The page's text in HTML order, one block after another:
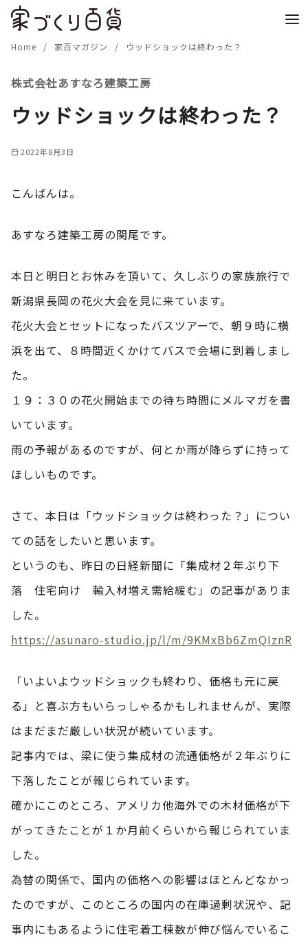
Home 家百マガジン ウッドショックは終わった？
株式会社あすなろ建築工房
ウッドショックは終わった？
2022年8月3日
こんばんは。
あすなろ建築工房の関尾です。
本日と明日とお休みを頂いて、久しぶりの家族旅行で
新潟県長岡の花火大会を見に来ています。
花火大会とセットになったバスツアーで、朝９時に横
浜を出て、８時間近くかけてバスで会場に到着しまし
た。
１９：３０の花火開始までの待ち時間にメルマガを書
いています。
雨の予報があるのですが、何とか雨が降らずに持って
ほしいものです。
さて、本日は「ウッドショックは終わった？」につい
ての話をしたいと思います。
というのも、昨日の日経新聞に「集成材２年ぶり下
落 住宅向け 輸入材増え需給緩む」の記事がありま
した。
https://asunaro-studio.jp/l/m/9KMxBb6ZmQIznR
「いよいよウッドショックも終わり、価格も元に戻
る」と喜ぶ方もいらっしゃるかもしれませんが、実際
はまだまだ厳しい状況が続いています。
記事内では、梁に使う集成材の流通価格が２年ぶりに
下落したことが報じられています。
確かにこのところ、アメリカ他海外での木材価格が下
がってきたことが１か月前くらいから報じられていま
した。
為替の関係で、国内の価格への影響はほとんどなかっ
たのですが、このところの国内の在庫過剰状況や、記
事内にもあるように住宅着工棟数が伸び悩んでいるこ